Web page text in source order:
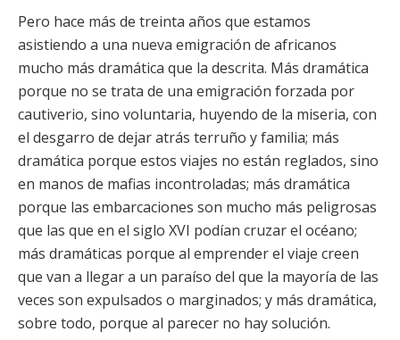
Pero hace más de treinta años que estamos
asistiendo a una nueva emigración de africanos
mucho más dramática que la descrita. Más dramática
porque no se trata de una emigración forzada por
cautiverio, sino voluntaria, huyendo de la miseria, con
el desgarro de dejar atrás terruño y familia; más
dramática porque estos viajes no están reglados, sino
en manos de mafias incontroladas; más dramática
porque las embarcaciones son mucho más peligrosas
que las que en el siglo XVI podían cruzar el océano;
más dramáticas porque al emprender el viaje creen
que van a llegar a un paraíso del que la mayoría de las
veces son expulsados o marginados; y más dramática,
sobre todo, porque al parecer no hay solución.